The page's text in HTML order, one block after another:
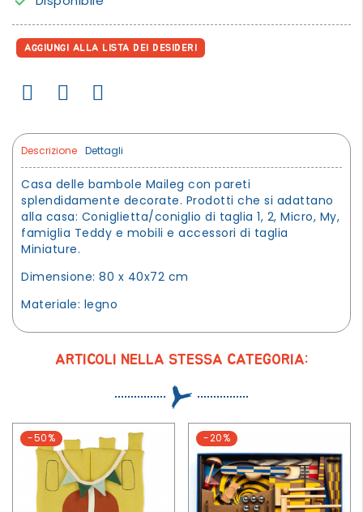
AGGIUNGI ALLA LISTA DEI DESIDERI
Descrizione Dettagli
Casa delle bambole Maileg con pareti
splendidamente decorate. Prodotti che si adattano
alla casa: Coniglietta/coniglio di taglia 1, 2, Micro, My,
famiglia Teddy e mobili e accessori di taglia
Miniature.
Dimensione: 80 x 40x72 cm
Materiale: legno
ARTICOLI NELLA STESSA CATEGORIA:
-50% -20%